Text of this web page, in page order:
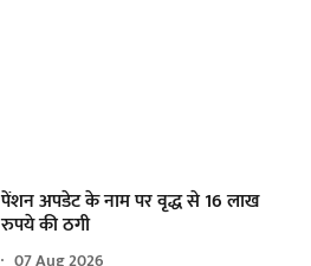
पेंशन अपडेट के नाम पर वृद्ध से 16 लाख
रुपये की ठगी